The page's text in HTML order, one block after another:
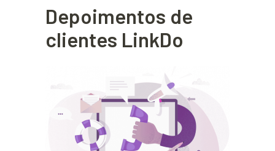
Depoimentos de
clientes LinkDo